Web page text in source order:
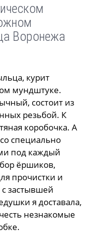
Воронежа
курит
мундштуке.
состоит из
резьбой. К
коробочка. А
специально
под каждый
ёршиков,
прочистки и
застывшей
я доставала,
незнакомые